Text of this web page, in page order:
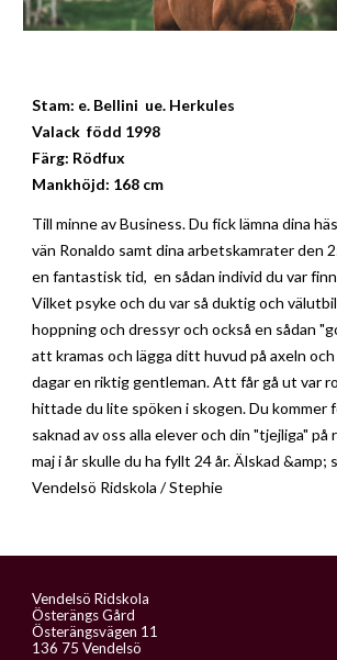
Stam: e. Bellini ue. Herkules
Valack född 1998
Färg: Rödfux
Mankhöjd: 168 cm
Till minne av Business. Du fick lämna dina
vän Ronaldo samt dina arbetskamrater den
en fantastisk tid, en sådan individ du var
Vilket psyke och du var så duktig och
hoppning och dressyr och också en sådan
att kramas och lägga ditt huvud på axeln
dagar en riktig gentleman. Att får gå ut var
hittade du lite spöken i skogen. Du kommer
saknad av oss alla elever och din "tjejliga" på
maj i år skulle du ha fyllt 24 år. Älskad &amp;
Vendelsö Ridskola / Stephie
Vendelsö Ridskola
Österängs Gård
Österängsvägen 11
136 75 Vendelsö